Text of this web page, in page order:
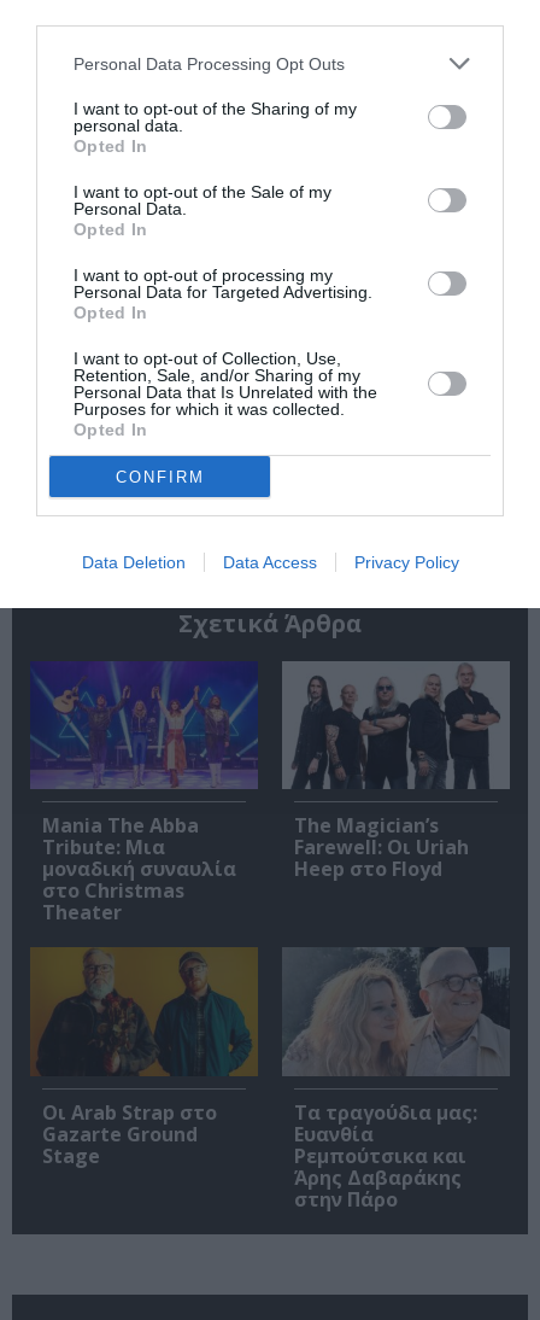
Personal Data Processing Opt Outs
I want to opt-out of the Sharing of my
personal data.
Opted In
I want to opt-out of the Sale of my
Personal Data.
Opted In
I want to opt-out of processing my
Personal Data for Targeted Advertising.
Opted In
I want to opt-out of Collection, Use,
Retention, Sale, and/or Sharing of my
Personal Data that Is Unrelated with the
Purposes for which it was collected.
Opted In
CONFIRM
Data Deletion Data Access Privacy Policy
Tags
ΚΛΑΣΙΚΗ - ΟΠΕΡΑ
ΣΥΝΑΥΛΙΕΣ 2026
Newsletter
Κάθε βδομάδα στο e-mail σας τα τελευταία νέα για
την Τέχνη και τον Πολιτισμό!
Ακολουθήστε το Culturenow.gr
Σχετικά Άρθρα
Mania The Abba
Tribute: Μια
μοναδική συναυλία
στο Christmas
Theater
The Magician’s
Farewell: Οι Uriah
Heep στο Floyd
Οι Arab Strap στο
Gazarte Ground
Stage
Τα τραγούδια μας:
Ευανθία
Ρεμπούτσικα και
Άρης Δαβαράκης
στην Πάρο